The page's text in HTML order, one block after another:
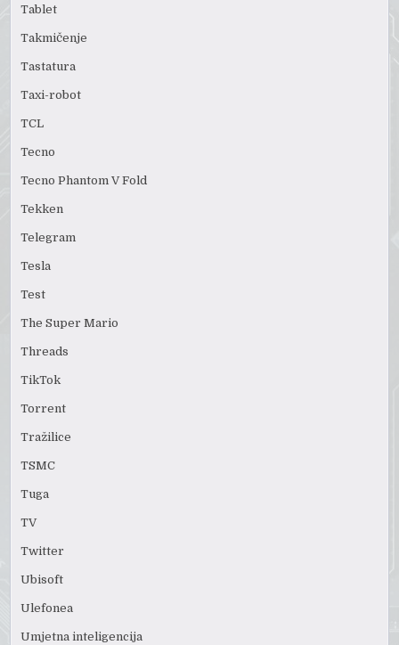
Tablet
Takmičenje
Tastatura
Taxi-robot
TCL
Tecno
Tecno Phantom V Fold
Tekken
Telegram
Tesla
Test
The Super Mario
Threads
TikTok
Torrent
Tražilice
TSMC
Tuga
TV
Twitter
Ubisoft
Ulefonea
Umjetna inteligencija